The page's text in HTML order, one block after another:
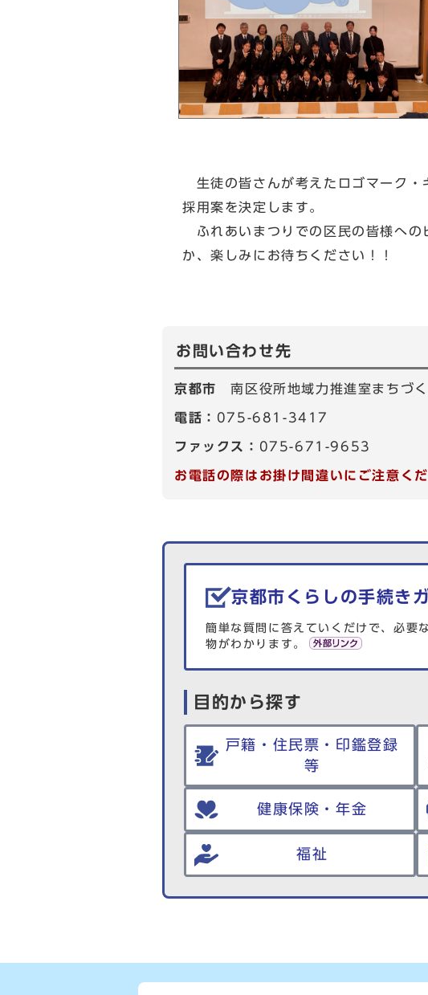
生徒の皆さんが考えたロゴマーク・
採用案を決定します。
ふれあいまつりでの区民の皆様への
か、楽しみにお待ちください！！
お問い合わせ先
京都市南区役所地域力推進室まちづ
電話： 075-681-3417
ファックス： 075-671-9653
お電話の際はお掛け間違いにご注意く
生活情報を探す
京都市くらしの手続き
簡単な質問に答えていくだけで、必要
物がわかります。
目的から探す
戸籍・住民票・印鑑登録
等
健康保険・年金
福祉